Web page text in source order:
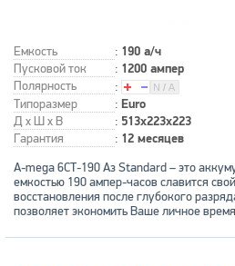
Емкость : 190 а/ч
Пусковой ток : 1200 ампер
Полярность
:
Типоразмер
: Euro
Д x Ш x В : 513x223x223
Гарантия : 12 месяцев
A-mega 6СТ-190 Аз Standard – это
емкостью 190 ампер-часов славится
восстановления после глубокого
позволяет экономить Ваше личное время